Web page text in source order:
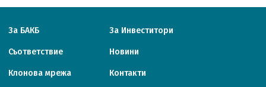
За БАКБ За Инвеститори
Съответствие Новини
Клонова мрежа Контакти